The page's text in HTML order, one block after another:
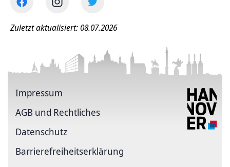
Zuletzt aktualisiert: 08.07.2026
Impressum
AGB und Rechtliches
Datenschutz
Barriere­freiheits­erklärung